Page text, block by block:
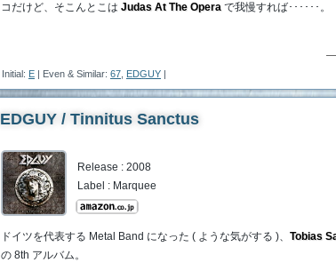
コだけど、そこんとこは Judas At The Opera で我慢すれば･･････。
Initial: E | Even & Similar: 67 EDGUY
EDGUY / Tinnitus Sanctus
Release : 2008
Label : Marquee
ドイツを代表する Metal Band になった ( ような気がする )、 Tobias
の 8th アルバム。